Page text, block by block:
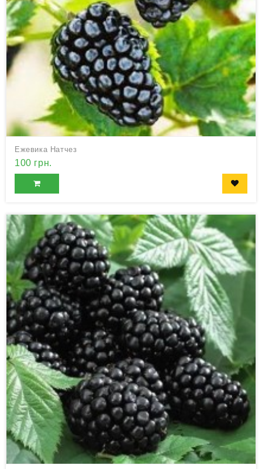
Ежевика Натчез
100 грн.